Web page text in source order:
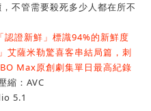
不管需要殺死多少人都在所不
證新鮮」標識94%的新鮮度
艾薩米勒驚喜客串結局篇，刺
Max原創劇集單日最高紀錄
縮：AVC
5.1